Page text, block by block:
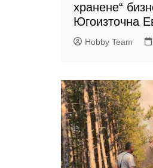
хранене“
Югоизточна
Hobby Team